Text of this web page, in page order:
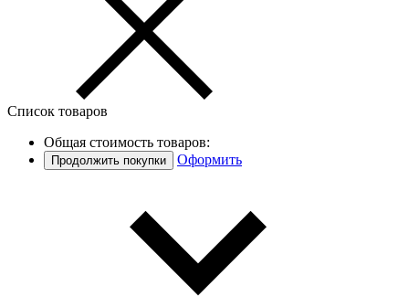
Список товаров
Общая стоимость товаров:
Продолжить покупки Оформить